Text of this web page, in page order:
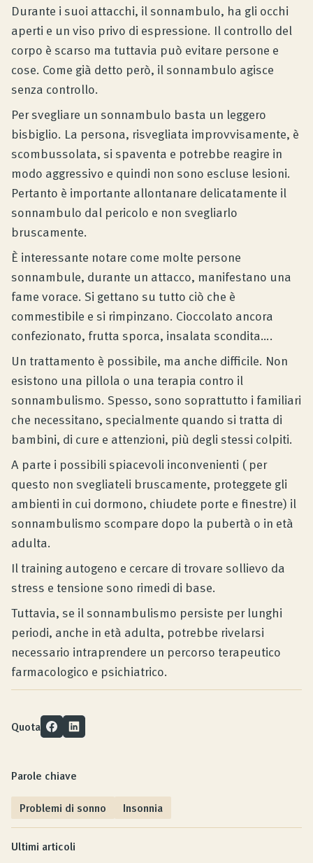
Durante i suoi attacchi, il sonnambulo, ha gli occhi
aperti e un viso privo di espressione. Il controllo del
corpo è scarso ma tuttavia può evitare persone e
cose. Come già detto però, il sonnambulo agisce
senza controllo.
Per svegliare un sonnambulo basta un leggero
bisbiglio. La persona, risvegliata improvvisamente, è
scombussolata, si spaventa e potrebbe reagire in
modo aggressivo e quindi non sono escluse lesioni.
Pertanto è importante allontanare delicatamente il
sonnambulo dal pericolo e non svegliarlo
bruscamente.
È interessante notare come molte persone
sonnambule, durante un attacco, manifestano una
fame vorace. Si gettano su tutto ciò che è
commestibile e si rimpinzano. Cioccolato ancora
confezionato, frutta sporca, insalata scondita….
Un trattamento è possibile, ma anche difficile. Non
esistono una pillola o una terapia contro il
sonnambulismo. Spesso, sono soprattutto i familiari
che necessitano, specialmente quando si tratta di
bambini, di cure e attenzioni, più degli stessi colpiti.
A parte i possibili spiacevoli inconvenienti ( per
questo non svegliateli bruscamente, proteggete gli
ambienti in cui dormono, chiudete porte e finestre) il
sonnambulismo scompare dopo la pubertà o in età
adulta.
Il training autogeno e cercare di trovare sollievo da
stress e tensione sono rimedi di base.
Tuttavia, se il sonnambulismo persiste per lunghi
periodi, anche in età adulta, potrebbe rivelarsi
necessario intraprendere un percorso terapeutico
farmacologico e psichiatrico.
Quota
Parole chiave
Problemi di sonno
Insonnia
Ultimi articoli